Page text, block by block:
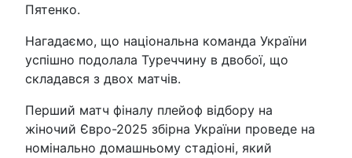
Пятенко.
Нагадаємо, що національна команда України
успішно подолала Туреччину в двобої, що
складався з двох матчів.
Перший матч фіналу плейоф відбору на
жіночий Євро-2025 збірна України проведе на
номінально домашньому стадіоні, який